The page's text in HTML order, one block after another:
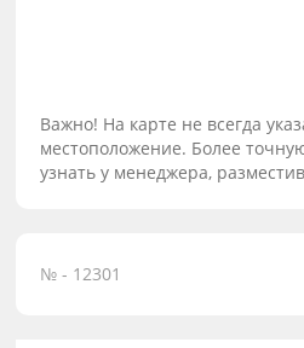
Важно! На карте не всегда
местоположение. Более
узнать у менеджера,
№ - 12301